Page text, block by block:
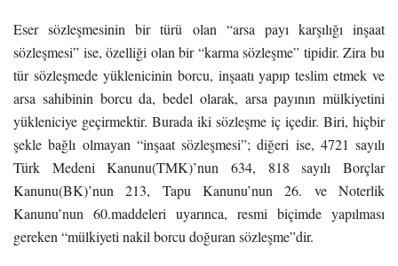
Eser sözleşmesinin bir türü olan “arsa payı karşılığı inşaat
sözleşmesi” ise, özelliği olan bir “karma sözleşme” tipidir. Zira bu
tür sözleşmede yüklenicinin borcu, inşaatı yapıp teslim etmek ve
arsa sahibinin borcu da, bedel olarak, arsa payının mülkiyetini
yükleniciye geçirmektir. Burada iki sözleşme iç içedir. Biri, hiçbir
şekle bağlı olmayan “inşaat sözleşmesi”; diğeri ise, 4721 sayılı
Türk Medeni Kanunu(TMK)’nun 634, 818 sayılı Borçlar
Kanunu(BK)’nun 213, Tapu Kanunu’nun 26. ve Noterlik
Kanunu’nun 60.maddeleri uyarınca, resmi biçimde yapılması
gereken “mülkiyeti nakil borcu doğuran sözleşme”dir.